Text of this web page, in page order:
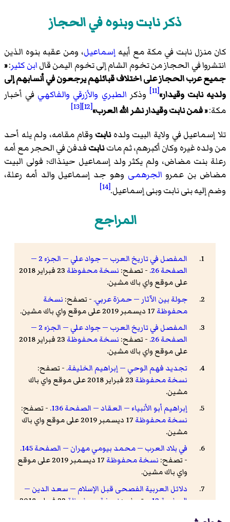
ذكر نابت وبنوه في الحجاز
كان منزل نابت في مكة مع أبيه إسماعيل، ومن عقبه بنوه الذين
انتشروا في الحجاز من تخوم الشام إلى تخوم اليمن قالابن كثير:
«
جميع عرب الحجاز على اختلاف قبائلهم يرجعون في أنسابهم إلى
ولديه نابت وقيدار»
[11] وذكر الطبري والأزرقي والفاكهي في أخبار
مكة:«فمن نابت وقيدار نشر الله العرب»
[12]
[13]
تلا إسماعيل في ولاية البيت ولدهنابت وقام مقامه، ولم يله أحد
من ولده غيره وكان أكبرهم، ثم ماتنابتفدفن في الحجر مع أمه
رعلة بنت مضاض، ولم يكثر ولد إسماعيل حينذاك؛ فولى البيت
مضاض بن عمرو الجرهمى وهو جد إسماعيل والد أمه رعلة،
وضم إليه بنى نابت وبنى إسماعيل.[14]
المراجع
المفصل في تاريخ العرب — جواد علي — الجزء 2 —
الصفحة 26.
- تصفح: نسخة محفوظة
23 فبراير 2018
على موقع واي باك مشين.
جولة بين الآثار — حمزة عربي. - تصفح: نسخة
محفوظة
المفصل في تاريخ العرب — جواد علي — الجزء 2 —
الصفحة 26.
- تصفح: نسخة محفوظة
23 فبراير 2018
على موقع واي باك مشين.
تجديد فهم الوحي — إبراهيم الخليفة. - تصفح:
نسخة محفوظة
23 فبراير 2018 على موقع واي باك
مشين.
إبراهيم أبو الأنبياء — العقاد — الصفحة 136.
- تصفح:
نسخة محفوظة
17 ديسمبر 2019 على موقع واي باك
مشين.
في بلاد العرب — محمد بيومي مهران — الصفحة 145.
- تصفح: نسخة محفوظة
17 ديسمبر 2019 على موقع
واي باك مشين.
دلائل العربية الفصحى قبل الإسلام — سعد الدين —
الصفحة 12.
- تصفح:نسخة محفوظة
23 فبراير 2018